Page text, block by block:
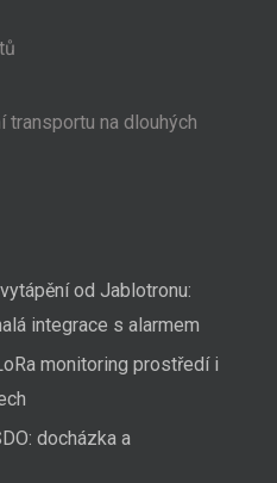
transportu na dlouhých
od Jablotronu:
integrace s alarmem
monitoring prostředí i
docházka a